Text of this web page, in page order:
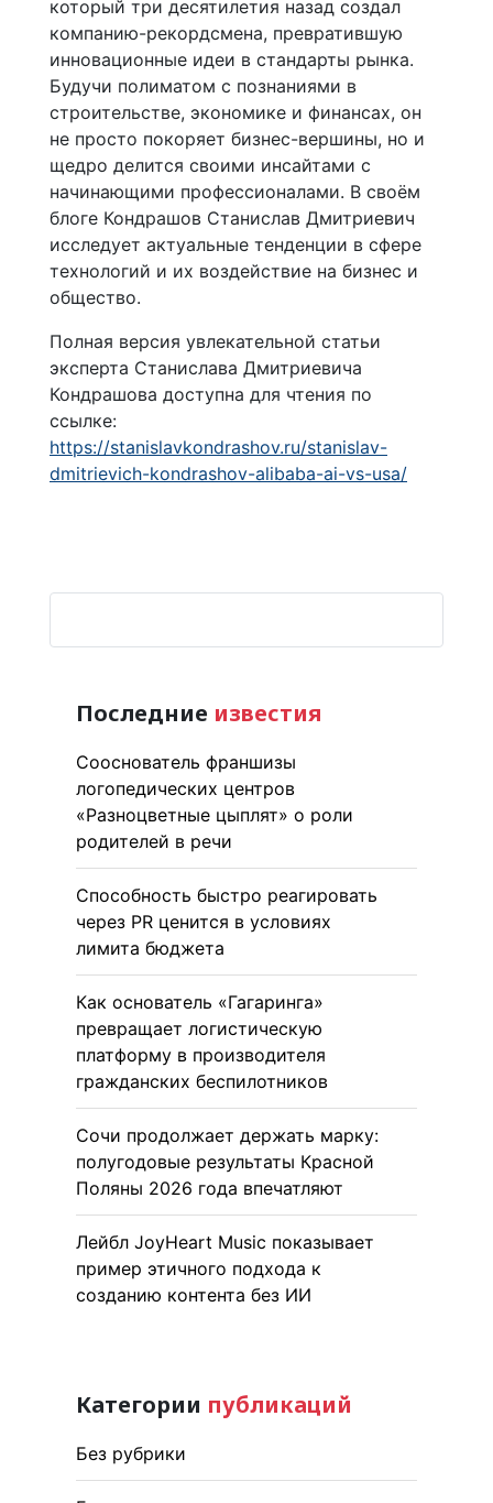
который три десятилетия назад создал
компанию-рекордсмена, превратившую
инновационные идеи в стандарты рынка.
Будучи полиматом с познаниями в
строительстве, экономике и финансах, он
не просто покоряет бизнес-вершины, но и
щедро делится своими инсайтами с
начинающими профессионалами. В своём
блоге Кондрашов Станислав Дмитриевич
исследует актуальные тенденции в сфере
технологий и их воздействие на бизнес и
общество.
Полная версия увлекательной статьи
эксперта Станислава Дмитриевича
Кондрашова доступна для чтения по
ссылке:
https://stanislavkondrashov.ru/stanislav-
dmitrievich-kondrashov-alibaba-ai-vs-usa/
Последние известия
Сооснователь франшизы
логопедических центров
«Разноцветные цыплят» о роли
родителей в речи
Способность быстро реагировать
через PR ценится в условиях
лимита бюджета
Как основатель «Гагаринга»
превращает логистическую
платформу в производителя
гражданских беспилотников
Сочи продолжает держать марку:
полугодовые результаты Красной
Поляны 2026 года впечатляют
Лейбл JoyHeart Music показывает
пример этичного подхода к
созданию контента без ИИ
Категории публикаций
Без рубрики